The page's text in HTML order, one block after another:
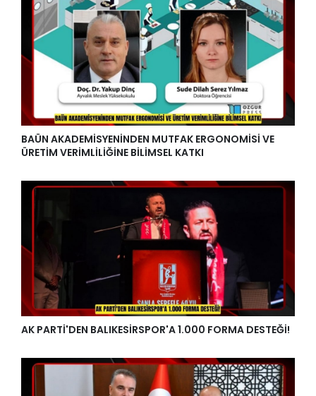
BAÜN AKADEMİSYENİNDEN MUTFAK ERGONOMİSİ VE
ÜRETİM VERİMLİLİĞİNE BİLİMSEL KATKI
AK PARTİ'DEN BALIKESİRSPOR'A 1.000 FORMA DESTEĞİ!